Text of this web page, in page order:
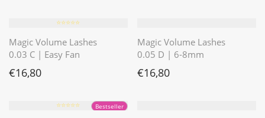
⭐️⭐️⭐️⭐️⭐️
Magic Volume Lashes
0.03 C | Easy Fan
€16,80
Magic Volume Lashes
0.05 D | 6-8mm
€16,80
Bestseller
⭐️⭐️⭐️⭐️⭐️